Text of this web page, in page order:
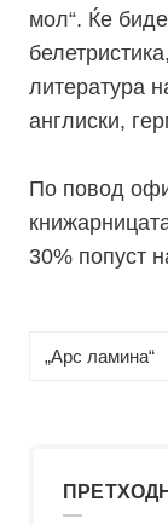
мол“. Ќе
литература
англиски,
По повод
30% попуст
„Арс ламина“